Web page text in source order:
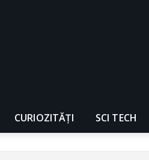
CURIOZITĂȚI SCI TECH